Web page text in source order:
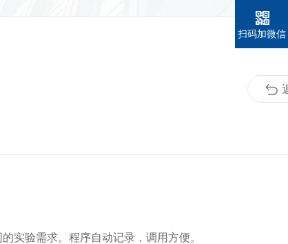
验需求。程序自动记录，调用方便。
扫码加微信